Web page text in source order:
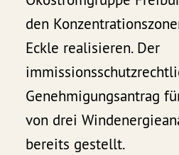
den
Eckle realisieren. Der
Genehmigungsantrag
von drei
bereits gestellt.